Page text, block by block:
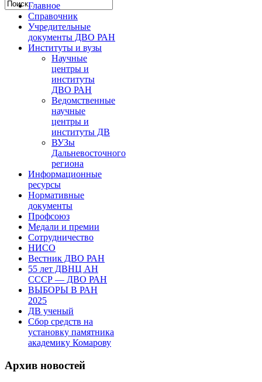
Главное
Справочник
Учредительные
документы ДВО РАН
Институты и вузы
Научные
центры и
институты
ДВО РАН
Ведомственные
научные
центры и
институты ДВ
ВУЗы
Дальневосточного
региона
Информационные
ресурсы
Нормативные
документы
Профсоюз
Медали и премии
Сотрудничество
НИСО
Вестник ДВО РАН
55 лет ДВНЦ АН
СССР — ДВО РАН
ВЫБОРЫ В РАН
2025
ДВ ученый
Сбор средств на
установку памятника
академику Комарову
Архив новостей